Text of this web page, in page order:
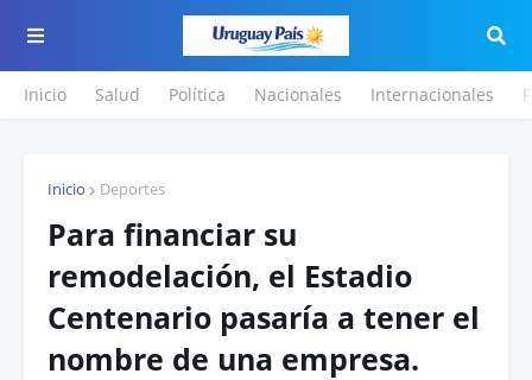
Inicio Salud Política Nacionales Internacionales
Inicio Deportes
Para financiar su
remodelación, el Estadio
Centenario pasaría a tener el
nombre de una empresa.